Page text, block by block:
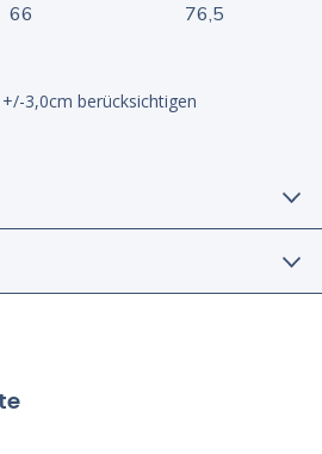
66 76,5
3,0cm berücksichtigen